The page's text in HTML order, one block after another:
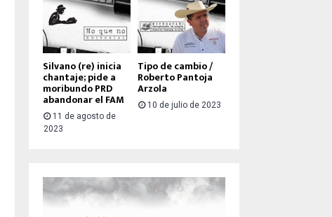
Silvano (re) inicia
chantaje; pide a
moribundo PRD
abandonar el FAM
11 de agosto de
2023
Tipo de cambio /
Roberto Pantoja
Arzola
10 de julio de 2023